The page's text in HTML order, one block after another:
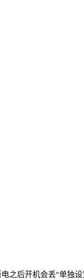
之后开机会丢“单独